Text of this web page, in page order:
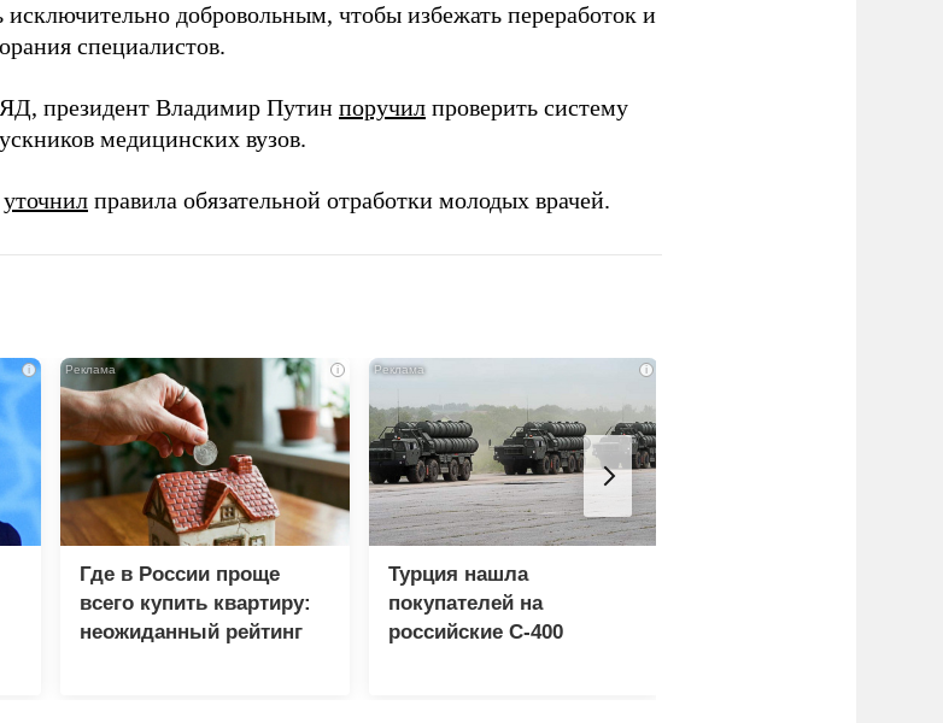
добровольным, чтобы избежать переработок и
специалистов.
президент Владимир Путин поручил проверить систему
медицинских вузов.
уточнил правила обязательной отработки молодых врачей.
i i
Где в России проще
всего купить квартиру:
неожиданный рейтинг
i
Турция нашла
покупателей на
российские C-400